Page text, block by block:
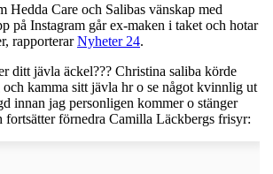
Hedda Care och Salibas vänskap med
på Instagram går ex-maken i taket och hotar
rapporterarNyheter 24.
ditt jävla äckel??? Christina saliba körde
kamma sitt jävla hr o se något kvinnlig ut
innan jag personligen kommer o stänger
fortsätter förnedra Camilla Läckbergs frisyr: